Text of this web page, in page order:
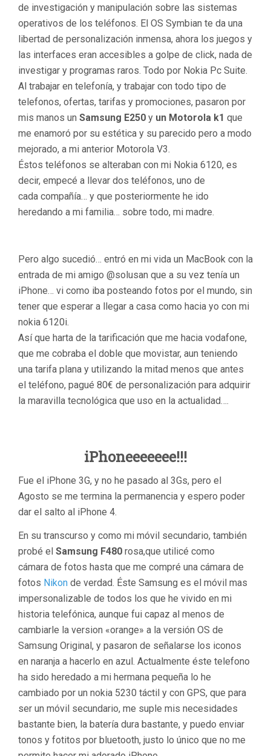
de investigación y manipulación sobre las sistemas
operativos de los teléfonos. El OS Symbian te da una
libertad de personalización inmensa, ahora los juegos y
las interfaces eran accesibles a golpe de click, nada de
investigar y programas raros. Todo por Nokia Pc Suite.
Al trabajar en telefonía, y trabajar con todo tipo de
telefonos, ofertas, tarifas y promociones, pasaron por
mis manos un Samsung E250 y un Motorola k1 que
me enamoró por su estética y su parecido pero a modo
mejorado, a mi anterior Motorola V3.
Éstos teléfonos se alteraban con mi Nokia 6120, es
decir, empecé a llevar dos teléfonos, uno de
cada compañía… y que posteriormente he ido
heredando a mi familia… sobre todo, mi madre.
Pero algo sucedió… entró en mi vida un MacBook con la
entrada de mi amigo @solusan que a su vez tenía un
iPhone… vi como iba posteando fotos por el mundo, sin
tener que esperar a llegar a casa como hacia yo con mi
nokia 6120i.
Así que harta de la tarificación que me hacia vodafone,
que me cobraba el doble que movistar, aun teniendo
una tarifa plana y utilizando la mitad menos que antes
el teléfono, pagué 80€ de personalización para adquirir
la maravilla tecnológica que uso en la actualidad….
iPhoneeeeeee!!!
Fue el iPhone 3G, y no he pasado al 3Gs, pero el
Agosto se me termina la permanencia y espero poder
dar el salto al iPhone 4.
En su transcurso y como mi móvil secundario, también
probé el Samsung F480 rosa,que utilicé como
cámara de fotos hasta que me compré una cámara de
fotos Nikon de verdad. Éste Samsung es el móvil mas
impersonalizable de todos los que he vivido en mi
historia telefónica, aunque fui capaz al menos de
cambiarle la version «orange» a la versión OS de
Samsung Original, y pasaron de señalarse los iconos
en naranja a hacerlo en azul. Actualmente éste telefono
ha sido heredado a mi hermana pequeña lo he
cambiado por un nokia 5230 táctil y con GPS, que para
ser un móvil secundario, me suple mis necesidades
bastante bien, la batería dura bastante, y puedo enviar
tonos y fotitos por bluetooth, justo lo único que no me